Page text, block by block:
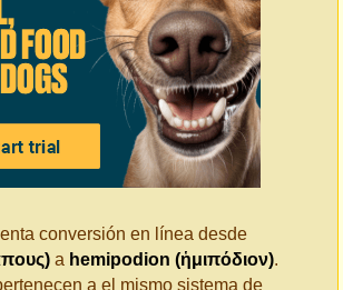
conversión en línea desde
a hemipodion (ἡμιπόδιον).
a el mismo sistema de